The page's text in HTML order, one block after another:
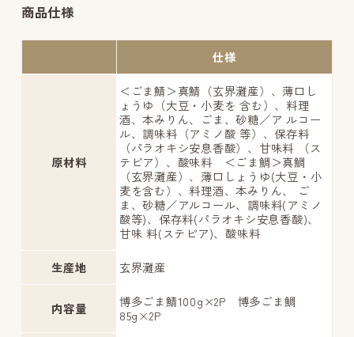
商品仕様
仕様
原材料
＜ごま鯖＞真鯖（玄界灘産）、薄口し
ょうゆ（大豆・小麦を 含む）、料理
酒、本みりん、ごま、砂糖／ア ルコー
ル、調味料（アミノ酸 等）、保存料
（パラオキシ安息香酸）、甘味料 （ス
テビア）、酸味料 ＜ごま鯛＞真鯛
（玄界灘産）、薄口しょうゆ(大豆・小
麦を含む）、料理酒、本みりん、 ご
ま、砂糖／アルコール、調味料(アミノ
酸等)、保存料(パラオキシ安息香酸)、
甘味 料(ステピア)、酸味料
生産地 玄界灘産
内容量
博多ごま鯖100g×2P 博多ごま鯛
85g×2P